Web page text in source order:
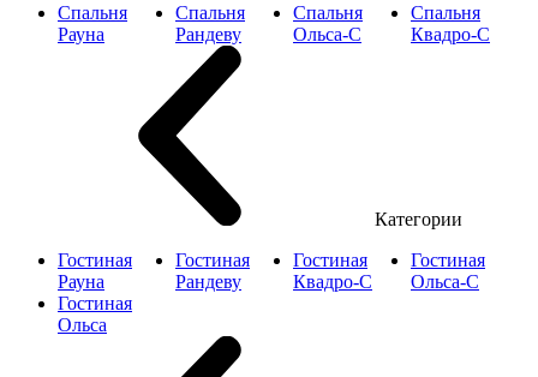
Спальня
Рауна
Спальня
Рандеву
Спальня
Ольса-С
Спальня
Квадро-С
Категории
Гостиная
Рауна
Гостиная
Рандеву
Гостиная
Квадро-С
Гостиная
Ольса-С
Гостиная
Ольса